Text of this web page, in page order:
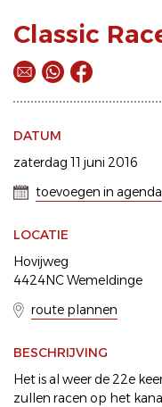
Classic
DATUM
zaterdag 11 juni 2016
toevoegen in agenda
LOCATIE
Hovijweg
4424NC Wemeldinge
route plannen
BESCHRIJVING
Het is al weer de 22e
zullen racen op het